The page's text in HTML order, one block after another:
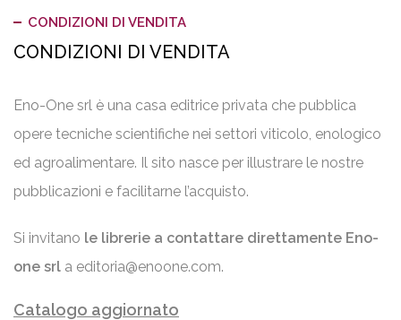
CONDIZIONI DI VENDITA
CONDIZIONI DI VENDITA
Eno-One srl è una casa editrice privata che pubblica
opere tecniche scientifiche nei settori viticolo, enologico
ed agroalimentare. Il sito nasce per illustrare le nostre
pubblicazioni e facilitarne l’acquisto.
Si invitano le librerie a contattare direttamente Eno-
one srl a editoria@enoone.com.
Catalogo aggiornato